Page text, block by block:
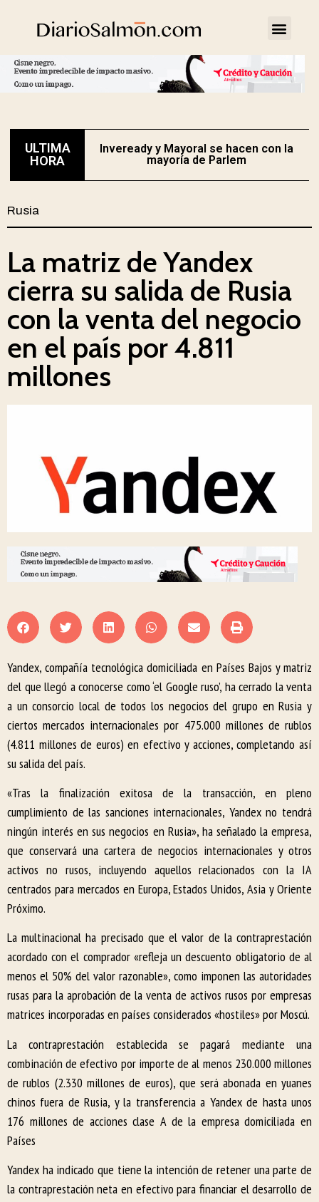
ULTIMA
HORA
Inveready y Mayoral se hacen con la
mayoría de Parlem
Rusia
La matriz de Yandex
cierra su salida de Rusia
con la venta del negocio
en el país por 4.811
millones
Yandex, compañía tecnológica domiciliada en Países Bajos y matriz
del que llegó a conocerse como ‘el Google ruso’, ha cerrado la venta
a un consorcio local de todos los negocios del grupo en Rusia y
ciertos mercados internacionales por 475.000 millones de rublos
(4.811 millones de euros) en efectivo y acciones, completando así
su salida del país.
«Tras la finalización exitosa de la transacción, en pleno
cumplimiento de las sanciones internacionales, Yandex no tendrá
ningún interés en sus negocios en Rusia», ha señalado la empresa,
que conservará una cartera de negocios internacionales y otros
activos no rusos, incluyendo aquellos relacionados con la IA
centrados para mercados en Europa, Estados Unidos, Asia y Oriente
Próximo.
La multinacional ha precisado que el valor de la contraprestación
acordado con el comprador «refleja un descuento obligatorio de al
menos el 50% del valor razonable», como imponen las autoridades
rusas para la aprobación de la venta de activos rusos por empresas
matrices incorporadas en países considerados «hostiles» por Moscú.
La contraprestación establecida se pagará mediante una
combinación de efectivo por importe de al menos 230.000 millones
de rublos (2.330 millones de euros), que será abonada en yuanes
chinos fuera de Rusia, y la transferencia a Yandex de hasta unos
176 millones de acciones clase A de la empresa domiciliada en
Países
Yandex ha indicado que tiene la intención de retener una parte de
la contraprestación neta en efectivo para financiar el desarrollo de